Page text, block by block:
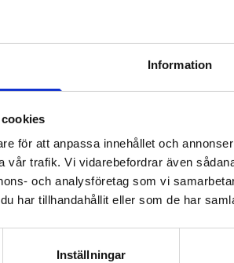
Information
för att anpassa innehållet och
vår trafik. Vi vidarebefordrar även
och analysföretag som vi
har tillhandahållit eller som de har
Inställningar
Prisuppgift på
oss här för att få förslag på
Det går också utmärkt att
KONTAKTA OSS